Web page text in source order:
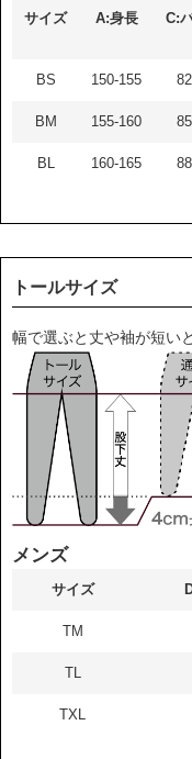
サイズ A:身長 C:
BS 150-155
BM 155-160
BL 160-165
トールサイズ
幅で選ぶと丈や袖が短い
メンズ
サイズ
TM
TL
TXL